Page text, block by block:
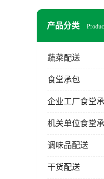
产品分类
蔬菜配送
食堂承包
企业工厂食堂
机关单位食堂
调味品配送
干货配送